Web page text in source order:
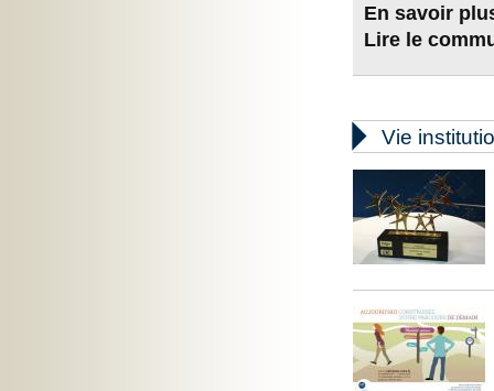
En savoir
Lire le
 Vie